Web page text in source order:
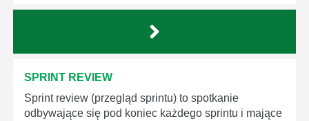
SPRINT REVIEW
Sprint review (przegląd sprintu) to spotkanie
odbywające się pod koniec każdego sprintu i mające